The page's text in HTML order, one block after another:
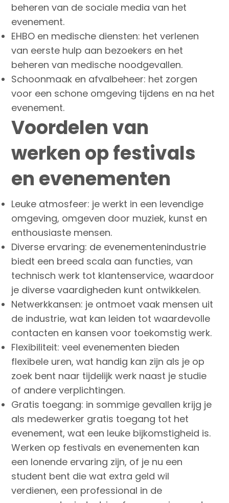
beheren van de sociale media van het
evenement.
EHBO en medische diensten: het verlenen
van eerste hulp aan bezoekers en het
beheren van medische noodgevallen.
Schoonmaak en afvalbeheer: het zorgen
voor een schone omgeving tijdens en na het
evenement.
Voordelen van
werken op festivals
en evenementen
Leuke atmosfeer: je werkt in een levendige
omgeving, omgeven door muziek, kunst en
enthousiaste mensen.
Diverse ervaring: de evenementenindustrie
biedt een breed scala aan functies, van
technisch werk tot klantenservice, waardoor
je diverse vaardigheden kunt ontwikkelen.
Netwerkkansen: je ontmoet vaak mensen uit
de industrie, wat kan leiden tot waardevolle
contacten en kansen voor toekomstig werk.
Flexibiliteit: veel evenementen bieden
flexibele uren, wat handig kan zijn als je op
zoek bent naar tijdelijk werk naast je studie
of andere verplichtingen.
Gratis toegang: in sommige gevallen krijg je
als medewerker gratis toegang tot het
evenement, wat een leuke bijkomstigheid is.
Werken op festivals en evenementen kan
een lonende ervaring zijn, of je nu een
student bent die wat extra geld wil
verdienen, een professional in de